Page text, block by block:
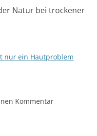
Natur bei trockener
nur ein Hautproblem
Kommentar